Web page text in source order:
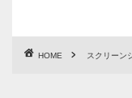
HOME スクリーン